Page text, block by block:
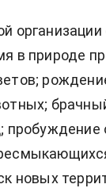
в природе
пробуждение
новых